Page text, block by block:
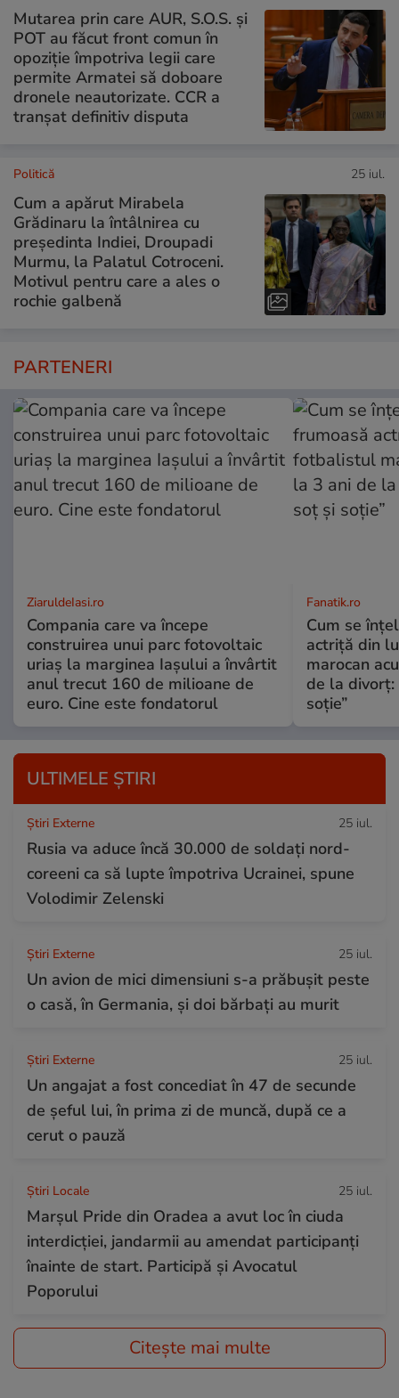
Mutarea prin care AUR, S.O.S. și
POT au făcut front comun în
opoziție împotriva legii care
permite Armatei să doboare
dronele neautorizate. CCR a
tranșat definitiv disputa
Politică 25 iul.
Cum a apărut Mirabela
Grădinaru la întâlnirea cu
președinta Indiei, Droupadi
Murmu, la Palatul Cotroceni.
Motivul pentru care a ales o
rochie galbenă
PARTENERI
ZiaruldeIasi.ro
Compania care va începe
construirea unui parc fotovoltaic
uriaș la marginea Iașului a învârtit
anul trecut 160 de milioane de
euro. Cine este fondatorul
Fanatik.ro
Cum se
actriță din
marocan
de la divorț:
soție”
ULTIMELE ȘTIRI
Știri Externe 25 iul.
Rusia va aduce încă 30.000 de soldaţi nord-
coreeni ca să lupte împotriva Ucrainei, spune
Volodimir Zelenski
Știri Externe 25 iul.
Un avion de mici dimensiuni s-a prăbușit peste
o casă, în Germania, și doi bărbați au murit
Știri Externe 25 iul.
Un angajat a fost concediat în 47 de secunde
de șeful lui, în prima zi de muncă, după ce a
cerut o pauză
Știri Locale 25 iul.
Marșul Pride din Oradea a avut loc în ciuda
interdicției, jandarmii au amendat participanți
înainte de start. Participă și Avocatul
Poporului
Citește mai multe